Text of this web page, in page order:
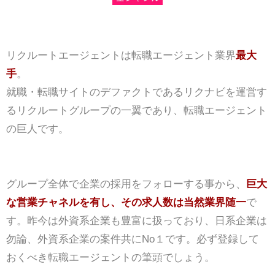
リクルートエージェントは転職エージェント業界最大
手。
就職・転職サイトのデファクトであるリクナビを運営す
るリクルートグループの一翼であり、転職エージェント
の巨人です。
グループ全体で企業の採用をフォローする事から、
巨大
な営業チャネルを有し、その求人数は当然業界随一で
す。昨今は外資系企業も豊富に扱っており、日系企業は
勿論、外資系企業の案件共にNo１です。必ず登録して
おくべき転職エージェントの筆頭でしょう。